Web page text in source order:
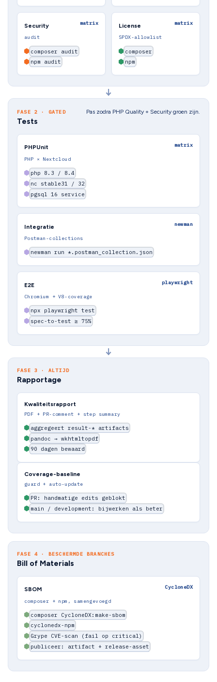
Security matrix
audit
composer audit
npm audit
License matrix
SPDX-allowlist
composer
npm
↓
FASE 2 · GATED
Tests
Pas zodra PHP Quality + Security groen zijn.
PHPUnit matrix
PHP × Nextcloud
php 8.3 / 8.4
nc stable31 / 32
pgsql 16 service
Integratie newman
Postman-collections
newman run *.postman_collection.json
E2E playwright
Chromium + V8-coverage
npx playwright test
spec-to-test ≥ 75%
↓
FASE 3 · ALTIJD
Rapportage
Kwaliteitsrapport
PDF + PR-comment + step summary
aggregeert result-* artifacts
pandoc → wkhtmltopdf
90 dagen bewaard
Coverage-baseline
guard + auto-update
PR: handmatige edits geblokt
main / development: bijwerken als beter
FASE 4 · BESCHERMDE BRANCHES
Bill of Materials
SBOM CycloneDX
composer + npm, samengevoegd
composer CycloneDX:make-sbom
cyclonedx-npm
Grype CVE-scan (fail op critical)
publiceer: artifact + release-asset